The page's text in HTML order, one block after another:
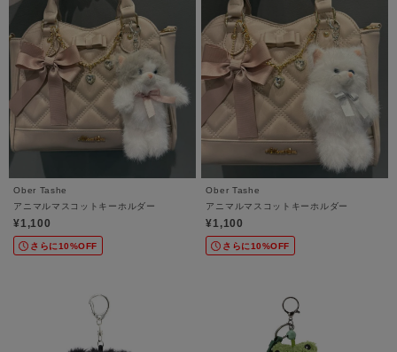
Ober Tashe
アニマルマスコットキーホルダー
¥1,100
さらに10%OFF
Ober Tashe
アニマルマスコットキーホルダー
¥1,100
さらに10%OFF